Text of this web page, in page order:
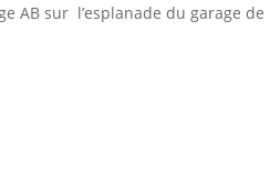
AB sur l’esplanade du garage